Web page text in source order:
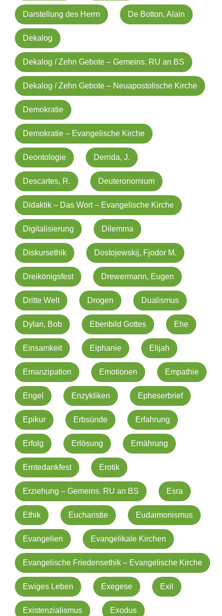
Darstellung des Herrn De Botton, Alain
Dekalog
Dekalog / Zehn Gebote – Gemeins. RU an BS
Dekalog / Zehn Gebote – Neuapostolische Kirche
Demokratie
Demokratie – Evangelische Kirche
Deontologie Derrida, J.
Descartes, R. Deuteronomium
Didaktik – Das Wort – Evangelische Kirche
Digitalisierung Dilemma
Diskursethik Dostojewskij, Fjodor M.
Dreikönigsfest Drewermann, Eugen
Dritte Welt Drogen Dualismus
Dylan, Bob Ebenbild Gottes Ehe
Einsamkeit Eiphanie Elijah
Emanzipation Emotionen Empathie
Engel Enzykliken Epheserbrief
Epikur Erbsünde Erfahrung
Erfolg Erlösung Ernährung
Erntedankfest Erotik
Erziehung – Gemeins. RU an BS Esra
Ethik Eucharistie Eudaimonismus
Evangelien Evangelikale Kirchen
Evangelische Friedensethik – Evangelische Kirche
Ewiges Leben Exegese Exil
Existenzialismus Exodus